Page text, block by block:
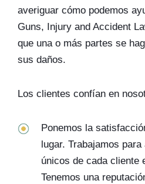
averiguar cómo podemos
Guns, Injury and Accident
que una o más partes se
sus daños.
Los clientes confían en
Ponemos la
lugar. Trabajamos
únicos de cada cliente
Tenemos una